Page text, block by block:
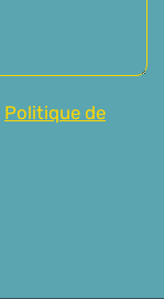
Politique de